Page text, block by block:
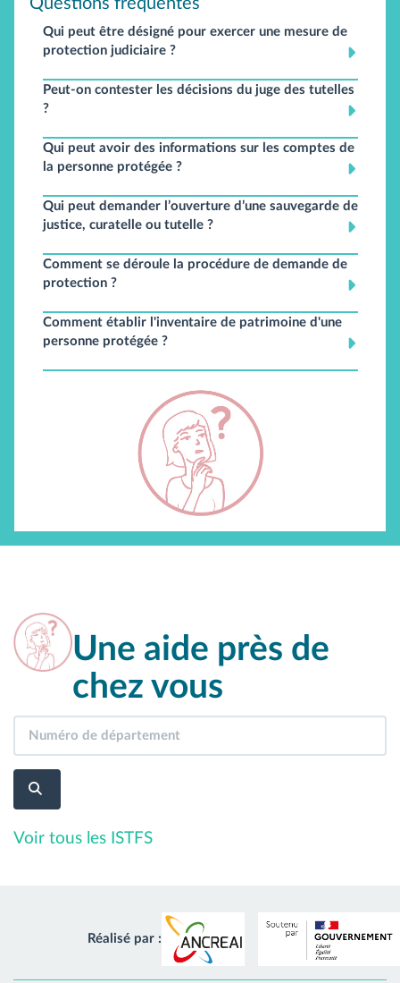
Qui peut être désigné pour exercer une mesure de
protection judiciaire ?
Peut-on contester les décisions du juge des tutelles
?
Qui peut avoir des informations sur les comptes de
la personne protégée ?
Qui peut demander l’ouverture d’une sauvegarde de
justice, curatelle ou tutelle ?
Comment se déroule la procédure de demande de
protection ?
Comment établir l'inventaire de patrimoine d'une
personne protégée ?
Une aide près de
chez vous
Voir tous les ISTFS
Réalisé par :